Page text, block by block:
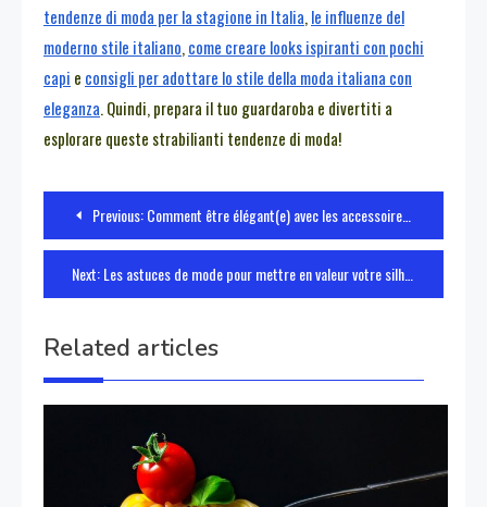
tendenze di moda per la stagione in Italia,le influenze del
moderno stile italiano,come creare looks ispiranti con pochi
capi e consigli per adottare lo stile della moda italiana con
eleganza. Quindi, prepara il tuo guardaroba e divertiti a
esplorare queste strabilianti tendenze di moda!
Navigazione
articoli
Previous:Comment être élégant(e) avec les accessoires de mode
Next:Les astuces de mode pour mettre en valeur votre silhouette
Related articles